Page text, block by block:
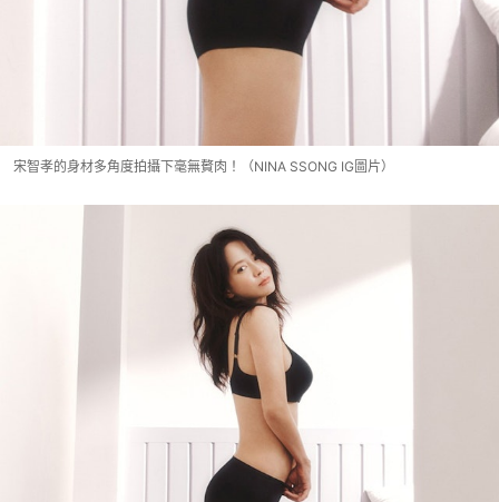
宋智孝的身材多角度拍攝下毫無贅肉！（NINA SSONG IG圖片）